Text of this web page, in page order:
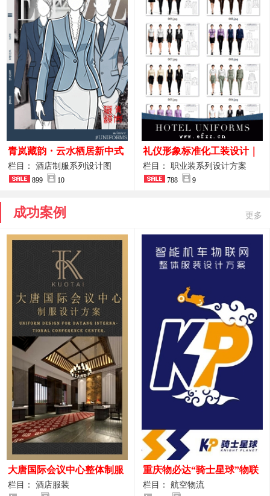
青岚藏韵・云水栖居新中式
酒店全岗位制服设计原创作
品图
栏目： 酒店制服系列设计图
899 10
礼仪形象标准化工装设计｜
高端服务业仪态塑造专属职
业装系列
栏目： 职业装系列设计方案
788 9
成功案例 更多
大唐国际会议中心整体制服
设计案例
栏目： 酒店服装
重庆物必达“骑士星球”物联
网派送人员服装设计案例
栏目： 航空物流